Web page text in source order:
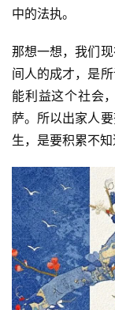
资
讯
中的法执。
那想一想，我们
间人的成才，是
能利益这个社会
萨。所以出家人
生，是要积累不知